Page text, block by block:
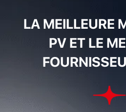
LA MEILLEURE
PV ET LE